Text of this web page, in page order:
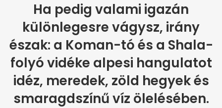
Ha pedig valami igazán
különlegesre vágysz, irány
észak: a Koman-tó és a Shala-
folyó vidéke alpesi hangulatot
idéz, meredek, zöld hegyek és
smaragdszínű víz ölelésében.